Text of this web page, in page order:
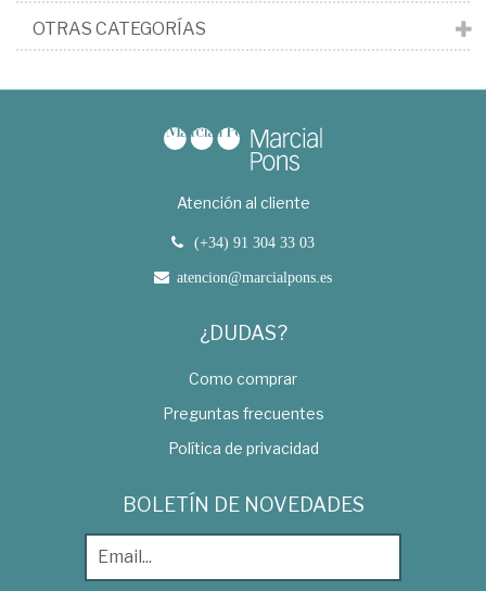
OTRAS CATEGORÍAS
Atención al cliente
(+34) 91 304 33 03
atencion@marcialpons.es
¿DUDAS?
Como comprar
Preguntas frecuentes
Política de privacidad
BOLETÍN DE NOVEDADES